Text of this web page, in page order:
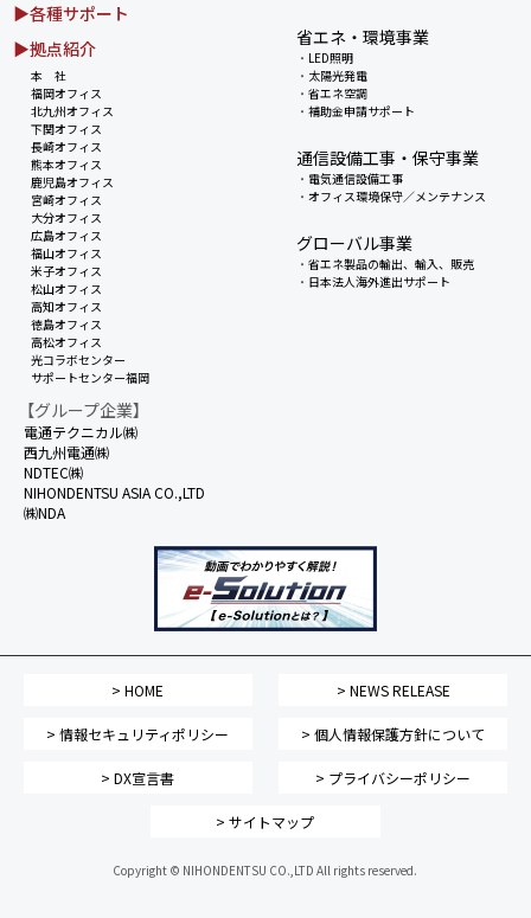
▶各種サポート
省エネ・環境事業
・ LED照明
・ 太陽光発電
・省エネ空調
・補助金申請サポート
通信設備工事・保守事業
・ 電気通信設備工事
・オフィス環境保守／メンテナンス
グローバル事業
・省エネ製品の輸出、輸入、販売
・ 日本法人海外進出サポート
▶拠点紹介
本 社
福岡オフィス
北九州オフィス
下関オフィス
長崎オフィス
熊本オフィス
鹿児島オフィス
宮崎オフィス
大分オフィス
広島オフィス
福山オフィス
米子オフィス
松山オフィス
高知オフィス
徳島オフィス
高松オフィス
光コラボセンター
サポートセンター福岡
【グループ企業】
電通テクニカル㈱
西九州電通㈱
NDTEC㈱
NIHONDENTSU ASIA CO.,LTD
㈱NDA
> HOME > NEWS RELEASE
> 情報セキュリティポリシー > 個人情報保護方針について
> DX宣言書 > プライバシーポリシー
> サイトマップ
Copyright © NIHONDENTSU CO.,LTD All rights reserved.